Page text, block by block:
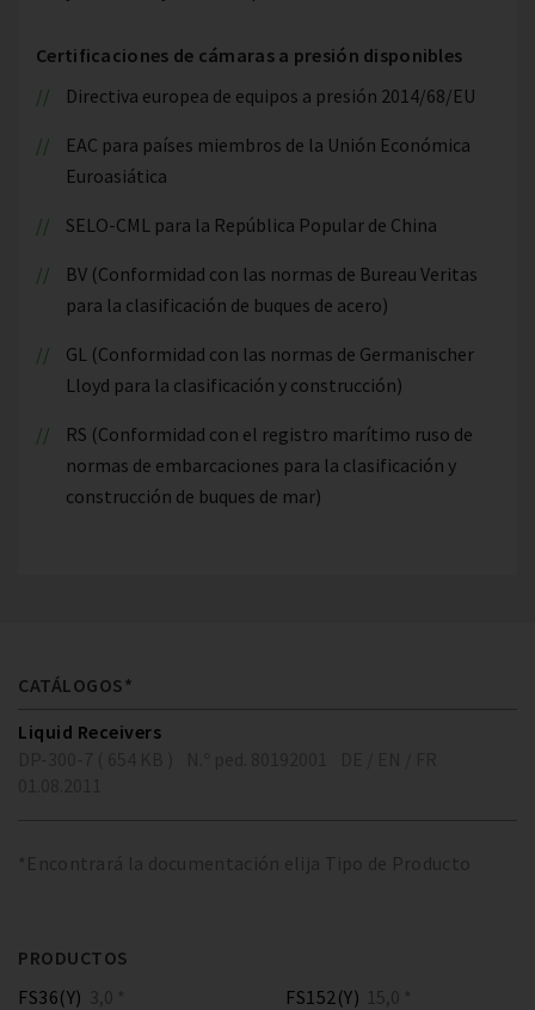
Certificaciones de cámaras a presión disponibles
Directiva europea de equipos a presión 2014/68/EU
EAC para países miembros de la Unión Económica
Euroasiática
SELO-CML para la República Popular de China
BV (Conformidad con las normas de Bureau Veritas
para la clasificación de buques de acero)
GL (Conformidad con las normas de Germanischer
Lloyd para la clasificación y construcción)
RS (Conformidad con el registro marítimo ruso de
normas de embarcaciones para la clasificación y
construcción de buques de mar)
CATÁLOGOS*
Liquid Receivers
*Encontrará la documentación elija Tipo de Producto
PRODUCTOS
FS36(Y) 3,0 * FS152(Y) 15,0 *